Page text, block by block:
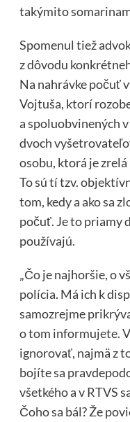
takýmito
Spomenul tiež
z dôvodu
Na nahrávke počuť
Vojtuša, ktorí
a spoluobvinených
dvoch
osobu, ktorá je
To sú tí tzv.
tom, kedy a ako sa
počuť. Je to priamy
používajú.
„Čo je najhoršie, o
polícia. Má ich k
samozrejme
o tom informujete.
ignorovať, najmä z
bojíte sa
všetkého a v RTVS
Čoho sa bál? Že